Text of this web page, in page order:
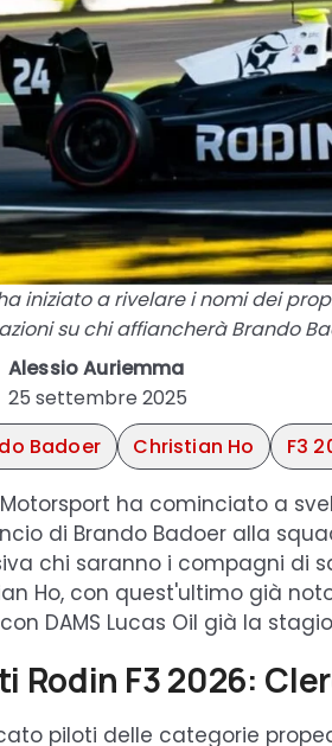
iniziato a rivelare i nomi dei
su chi affiancherà Brando
Alessio Auriemma
25 settembre 2025
Badoer
Christian Ho F3
ha cominciato a
di Brando Badoer alla
chi saranno i compagni di
Ho, con quest'ultimo già
DAMS Lucas Oil già la
Rodin F3 2026:
piloti delle categorie